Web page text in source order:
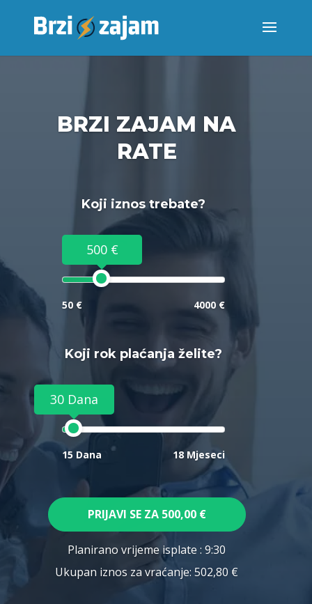
BRZI ZAJAM NA
RATE
Koji iznos trebate?
500 €
50 € 4000 €
Koji rok plaćanja želite?
30 Dana
15 Dana 18 Mjeseci
PRIJAVI SE ZA 500,00 €
Planirano vrijeme isplate : 9:30
Ukupan iznos za vraćanje: 502,80 €